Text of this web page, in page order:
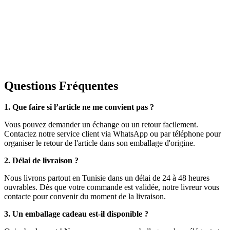
Questions Fréquentes
1. Que faire si l’article ne me convient pas ?
Vous pouvez demander un échange ou un retour facilement.
Contactez notre service client via WhatsApp ou par téléphone pour
organiser le retour de l'article dans son emballage d'origine.
2. Délai de livraison ?
Nous livrons partout en Tunisie dans un délai de 24 à 48 heures
ouvrables. Dès que votre commande est validée, notre livreur vous
contacte pour convenir du moment de la livraison.
3. Un emballage cadeau est-il disponible ?